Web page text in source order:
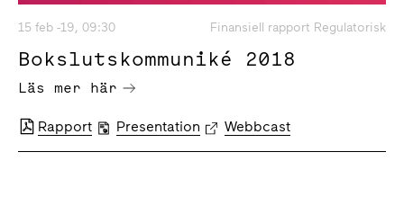
15 feb -19, 09:30 Finansiell rapport Regulatorisk
Bokslutskommuniké 2018
Läs mer här
Rapport Presentation Webbcast